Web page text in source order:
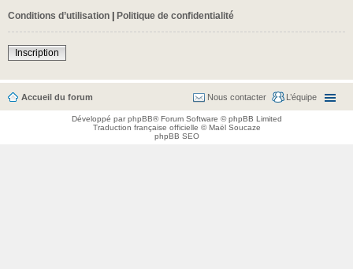
Conditions d’utilisation | Politique de confidentialité
Inscription
Accueil du forum L’équipe
Nous contacter
Développé parphpBB® Forum Software © phpBB Limited
Traduction française officielle ©Maël Soucaze
phpBB SEO